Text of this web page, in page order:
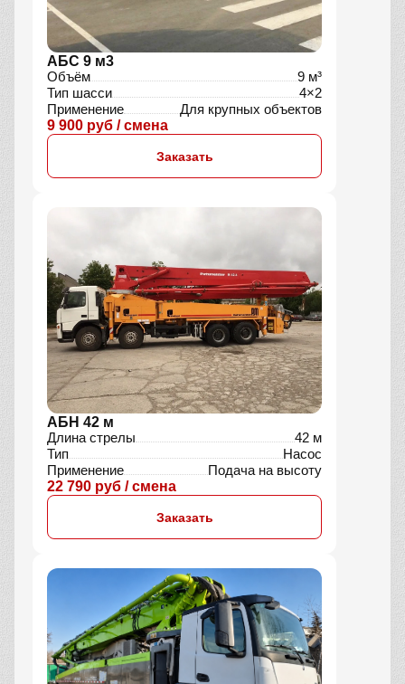
АБС 9 м3
Объём
9 м³
Тип шасси
4×2
Применение
Для крупных объектов
9 900 руб / смена
Заказать
АБН 42 м
Длина стрелы
42 м
Тип
Насос
Применение
Подача на высоту
22 790 руб / смена
Заказать